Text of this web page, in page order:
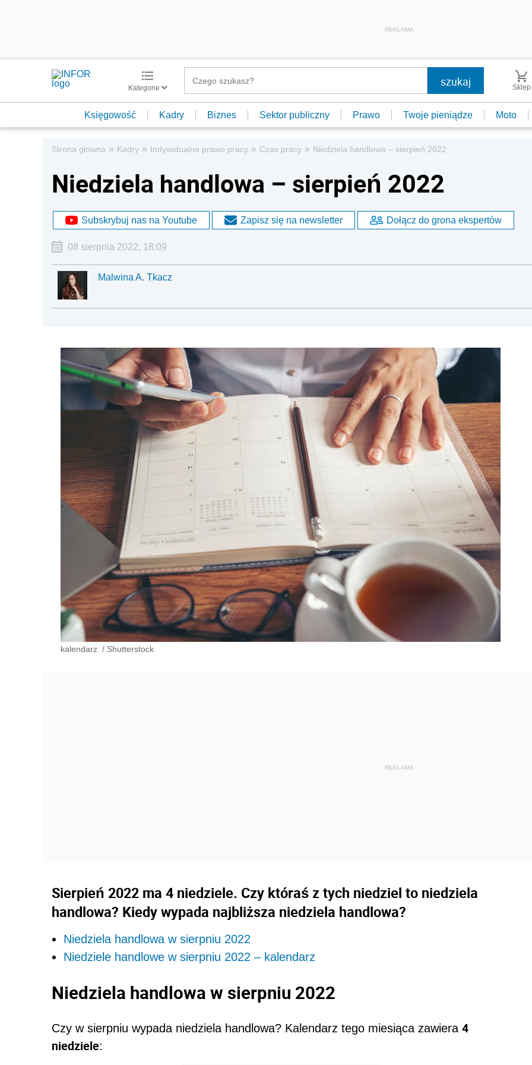
REKLAMA
Kategorie Sklep
Księgowość Kadry Biznes Sektor publiczny Prawo Twoje pieniądze Moto
Strona główna » Kadry » Indywidualne prawo pracy » Czas pracy » Niedziela handlowa – sierpień 2022
Niedziela handlowa – sierpień 2022
Subskrybuj nas na Youtube Zapisz się na newsletter Dołącz do grona ekspertów
08 sierpnia 2022, 18:09
Malwina A. Tkacz
kalendarz / Shutterstock
Sierpień 2022 ma 4 niedziele. Czy któraś z tych niedziel to niedziela
handlowa? Kiedy wypada najbliższa niedziela handlowa?
Niedziela handlowa w sierpniu 2022
Niedziele handlowe w sierpniu 2022 – kalendarz
Niedziela handlowa w sierpniu 2022
Czy w sierpniu wypada niedziela handlowa? Kalendarz tego miesiąca zawiera 4
niedziele: